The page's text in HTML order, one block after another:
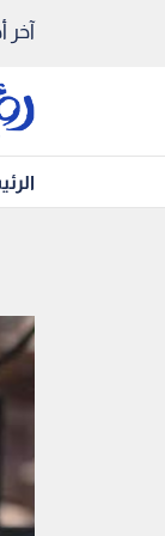
آخر